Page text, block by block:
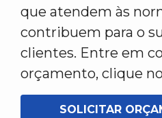
que atendem às
contribuem para o
clientes. Entre em
orçamento, clique
SOLICITAR